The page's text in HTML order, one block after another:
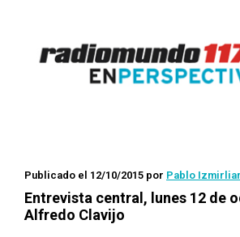
Publicado el 12/10/2015 por Pablo
Entrevista central, lunes 12 de
Alfredo Clavijo